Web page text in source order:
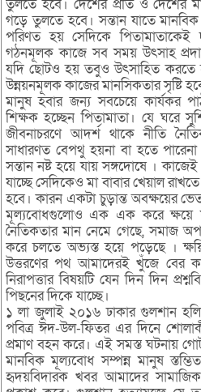
তুলতে হবে। দেশের প্রতি ও দেশের
গড়ে তুলতে হবে। সন্তান যাতে
পরিণত হয় সেদিকে পিতামাতাকেই
গঠনমূলক কাজে সব সময় উৎসাহ
যদি ছোটও হয় তবুও উৎসাহিত করতে
উন্নয়নমূলক কাজের মানসিকতার সৃষ্টি
মানুষ হবার জন্য সবচেয়ে কার্যকর
শিক্ষক হচ্ছেন পিতামাতা। যে ঘরে
জীবনাচরণে আদর্শ থাকে নীতি
সাধারণত বেপথু হয়না বা হতে
সন্তান নষ্ট হয়ে যায় সঙ্গদোষে ।
যাচ্ছে সেদিকেও মা বাবার খেয়াল
হবে। কারন একটা চুড়ান্ত অবক্ষয়ের
মূল্যবোধগুলোও এক এক করে ক্ষয়ে
নৈতিকতার মান নেমে গেছে, সমাজ
করে চলতে অভ্যস্ত হয়ে পড়েছে ।
উত্তরণের পথ আমাদেরই খুঁজে বের
নিরাপত্তার বিষয়টি যেন দিন দিন
পিছনের দিকে যাচ্ছে।
১ লা জুলাই ২০১৬ ঢাকার গুলশান হলি
পবিত্র ঈদ-উল-ফিতর এর দিনে
প্রমাণ বহন করে। এই সমস্ত ঘটনায়
মানবিক মূল্যবোধ সম্পন্ন মানুষ
হৃদয়বিদারক খবর আমাদের